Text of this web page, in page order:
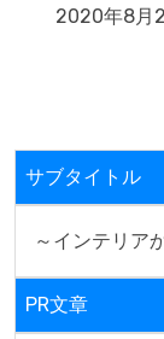
2020年8月
サブタイトル
～インテリア
PR文章